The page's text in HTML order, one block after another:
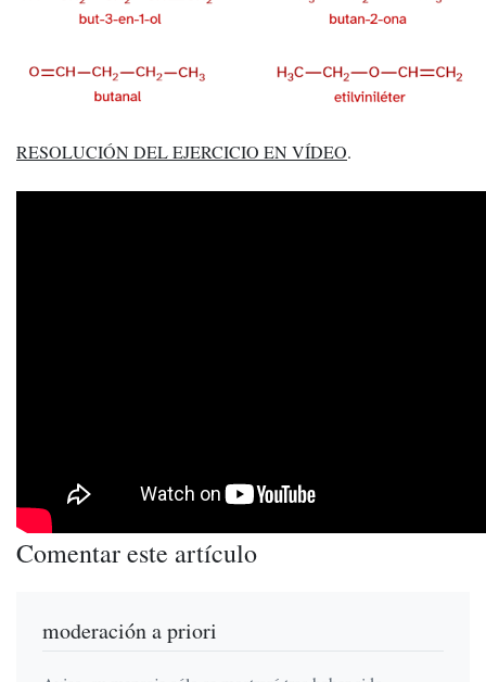
RESOLUCIÓN DEL EJERCICIO EN VÍDEO.
Comentar este artículo
moderación a priori